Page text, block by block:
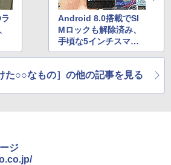
Android 8.0搭載でSI
Mロックも解除済み、
手頃な5インチスマホ
「AQUOS sense basi
た○○なもの］の他の記事を見る
ジ